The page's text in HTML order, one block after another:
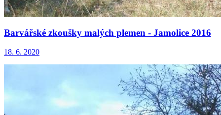
Barvářské zkoušky malých plemen - Jamolice 2016
18. 6. 2020